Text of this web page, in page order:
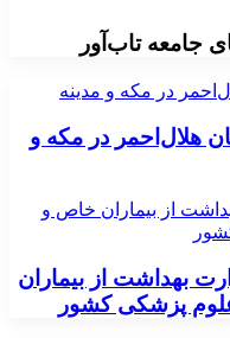
جامعه تاب‌آور
هلال‌احمر در مکه و
از بیماران خاص و
بهداشت از بیماران
پزشکی کشور